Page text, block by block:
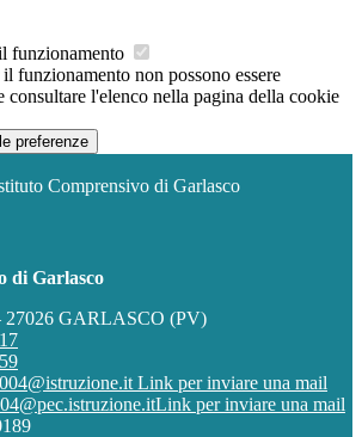
funzionamento
funzionamento non possono essere
consultare l'elenco nella pagina della cookie
preferenze
Comprensivo di Garlasco
di Garlasco
27026 GARLASCO (PV)
Link per inviare una mail
Link per inviare una mail